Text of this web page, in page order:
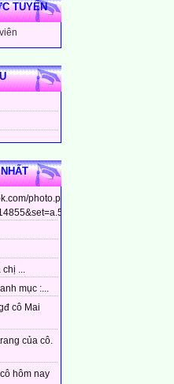
TUYẾN
photo.php?
chị ...
mục :...
cô Mai
của cô.
hôm nay